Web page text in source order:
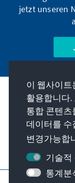
jetzt unseren
우리의 과제
연락처
재단에서 제공
요목
이 웹사이트
활용합니다.
통합 콘텐
데이터를 수
변경가능합
기술적
통계분